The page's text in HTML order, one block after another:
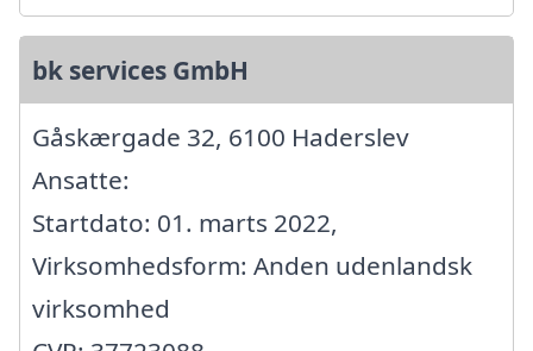
bk services GmbH
Gåskærgade 32, 6100 Haderslev
Ansatte:
Startdato: 01. marts 2022,
Virksomhedsform: Anden udenlandsk
virksomhed